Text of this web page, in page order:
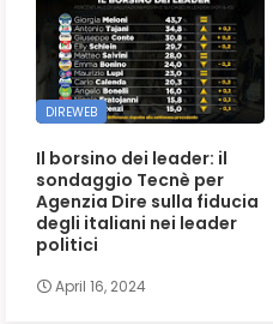
DIREWEB
Il borsino dei leader: il
sondaggio Tecnè per
Agenzia Dire sulla fiducia
degli italiani nei leader
politici
April 16, 2024